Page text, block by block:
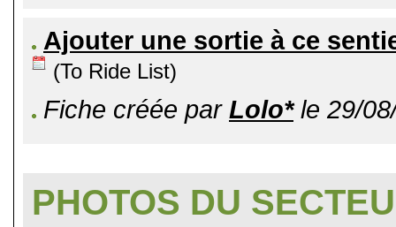
Ajouter une sortie à ce
(To Ride List)
Fiche créée par Lolo*le 29/
PHOTOS DU